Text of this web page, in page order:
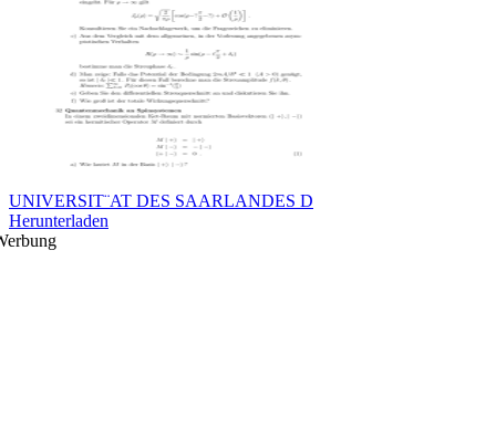
UNIVERSIT¨AT DES SAARLANDES D
Herunterladen